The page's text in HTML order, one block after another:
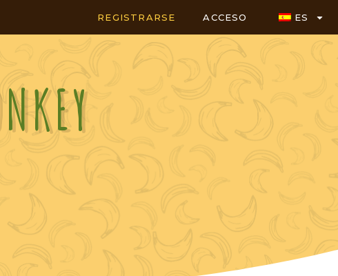
REGISTRARSE ACCESO ES